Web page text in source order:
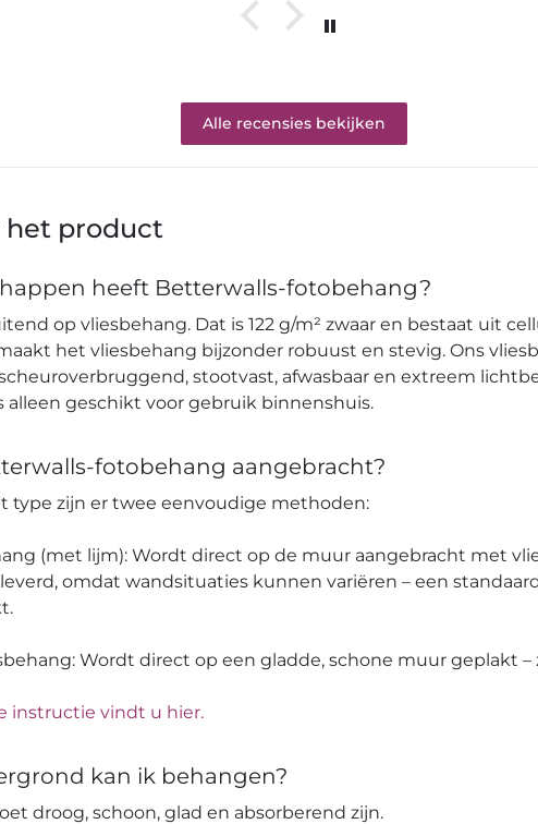
Alle recensies bekijken
het product
heeft Betterwalls-fotobehang?
op vliesbehang. Dat is 122 g/m² zwaar en bestaat uit
het vliesbehang bijzonder robuust en stevig. Ons
stootvast, afwasbaar en extreem
alleen geschikt voor gebruik binnenshuis.
fotobehang aangebracht?
type zijn er twee eenvoudige methoden:
(met lijm): Wordt direct op de muur aangebracht met
omdat wandsituaties kunnen variëren – een
Wordt direct op een gladde, schone muur geplakt –
instructie vindt u hier.
kan ik behangen?
droog, schoon, glad en absorberend zijn.